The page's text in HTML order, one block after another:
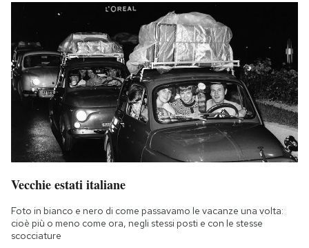
Vecchie estati italiane
Foto in bianco e nero di come passavamo le vacanze una volta:
cioè più o meno come ora, negli stessi posti e con le stesse
scocciature